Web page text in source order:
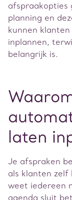
afspraakopties
planning en
kunnen
inplannen,
belangrijk is.
laten
Je afspraken
als klanten zelf
weet iedereen